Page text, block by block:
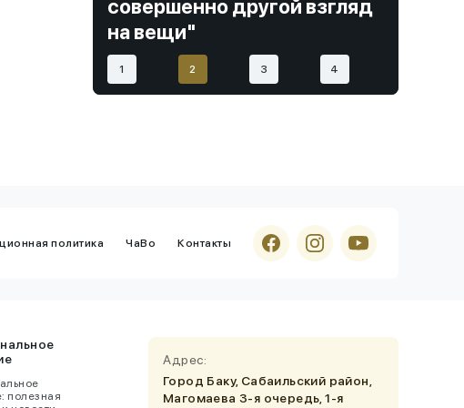
обучения за рубежом - СПИСОК
Исследование 15 Июль 2026, 14:03
Бермудский треугольник:
Какова
Эксперты образования 15 Июль 2026, 10:01
Образование за рубежом
Этот университет СТАЛ первым
выбором азербайджанских
взгляд
приговорен к 100 годам
тюрьмы
1 2 3 4
политика ЧаВо Контакты
полезная
Адрес:
Город Баку, Сабаильский район,
Магомаева 3-я очередь, 1-я